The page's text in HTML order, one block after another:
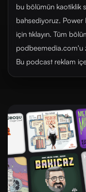
bu bölümün kaotiklik
bahsediyoruz.
için tıklayın. Tüm
Bu podcast reklam